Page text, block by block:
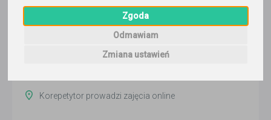
Zgoda
Odmawiam
Zmiana ustawień
Wyślij wiadomość
Korepetytor prowadzi zajęcia online